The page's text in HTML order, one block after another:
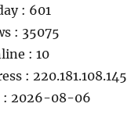
: 601
: 35075
: 10
: 220.181.108.145
: 2026-08-06